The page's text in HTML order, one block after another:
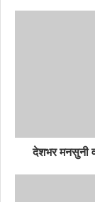
देशभर मनसुनी